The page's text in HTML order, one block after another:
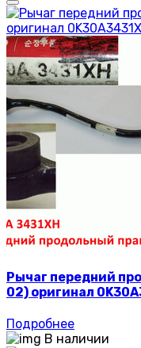
Рычаг передний
02) оригинал
Подробнее
В наличии